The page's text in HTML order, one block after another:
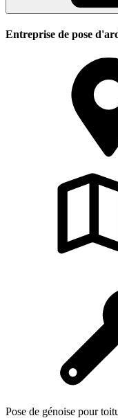
Entreprise de pose
Pose de génoise pour